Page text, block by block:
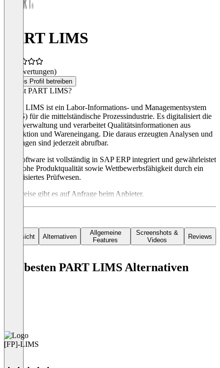
PART LIMS
(0 Bewertungen)
Dieses Profil betreiben
Was ist PART LIMS?
PART LIMS ist ein Labor-Informations- und Managementsystem
(LIMS) für die mittelständische Prozessindustrie. Es digitalisiert die
Laborverwaltung und verarbeitet Qualitätsinformationen aus
Produktion und Wareneingang. Die daraus erzeugten Analysen und
Prüfungen sind jederzeit abrufbar.
Die Software ist vollständig in SAP ERP integriert und gewährleistet
eine hohe Produktqualität sowie Wettbewerbsfähigkeit durch ein
digitalisiertes Prüfwesen.
Die Preise gibt es auf Anfrage beim Anbieter.
Übersicht Alternativen
Allgemeine
Features
Screenshots &
Videos
Reviews
Die besten PART LIMS Alternativen
[FP]-LIMS